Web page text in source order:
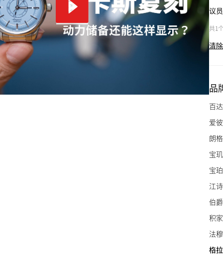
议
共1
清
品
百
爱彼
朗格
宝玑
宝珀
江
伯爵
积家
法
格